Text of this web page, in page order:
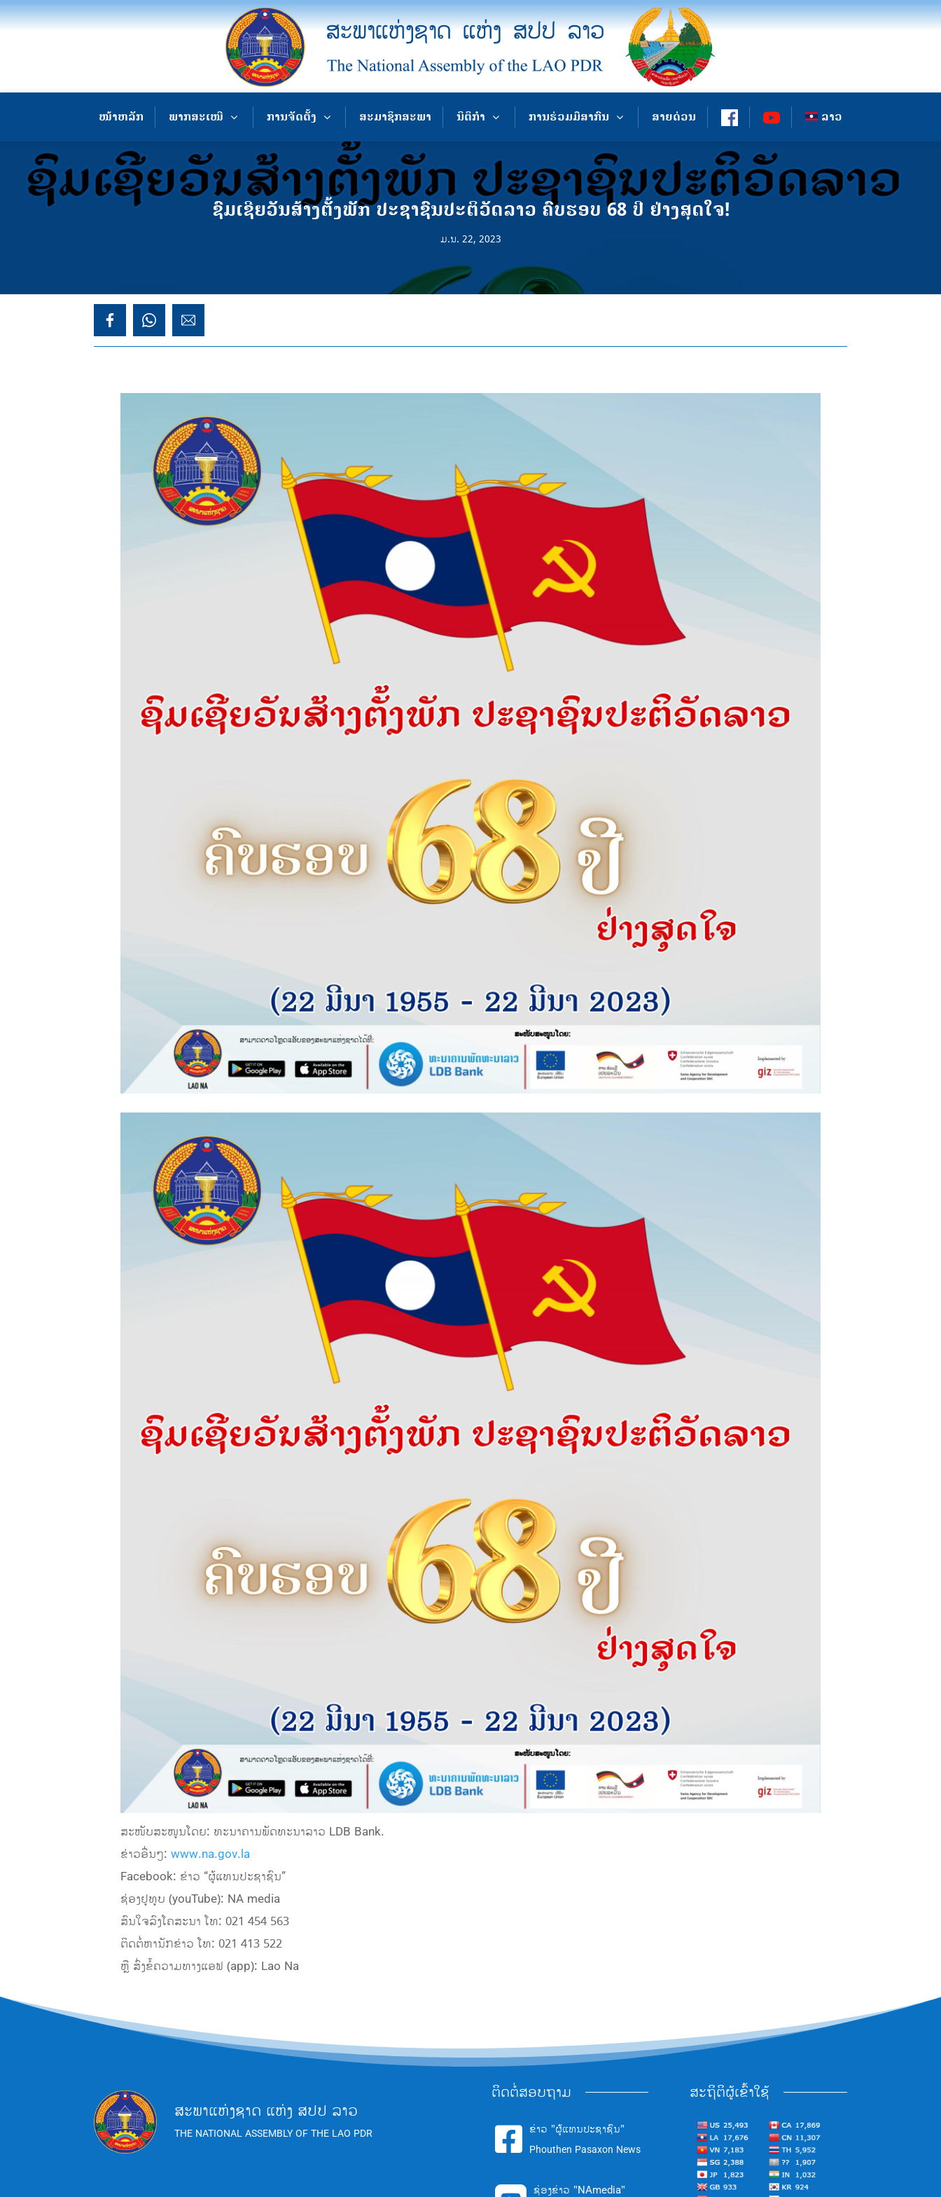
ໜ້າຫລັກ ພາກສະເໜີ ການຈັດຕັ້ງ ສະມາຊິກສະພາ ນິຕິກຳ ການຮ່ວມມືສາກົນ ສາຍດ່ວນ ລາວ
ຊົມເຊີຍວັນສ້າງຕັ້ງພັກ ປະຊາຊົນປະຕິວັດລາວ ຄົບຮອບ 68 ປີ ຢ່າງສຸດໃຈ!
ມ.ນ. 22, 2023
ສະໜັບສະໜູນໂດຍ: ທະນາຄານພັດທະນາລາວ LDB Bank.
ຂ່າວອື່ນໆ: www.na.gov.la
Facebook: ຂ່າວ “ຜູ້ແທນປະຊາຊົນ”
ຊ່ອງຢູທູບ (youTube): NA media
ສົນໃຈລົງໂຄສະນາ ໂທ: 021 454 563
ຕິດຕໍ່ຫານັກຂ່າວ ໂທ: 021 413 522
ຫຼື ສົ່ງຂໍ້ຄວາມທາງແອຟ (app): Lao Na
ສະພາແຫ່ງຊາດ ແຫ່ງ ສປປ ລາວ
THE NATIONAL ASSEMBLY OF THE LAO PDR
ຕິດຕໍ່ສອບຖາມ
 ຂ່າວ "ຜູ້ແທນປະຊາຊົນ"
Phouthen Pasaxon News
ຊ່ອງຂ່າວ "NAmedia"
ສະຖິຕິຜູ້ເຂົ້າໃຊ້